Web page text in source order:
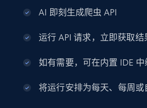
AI 即刻生成爬虫 API
运行 API 请求，立即获取结
如有需要，可在内置 IDE 中
将运行安排为每天、每周或